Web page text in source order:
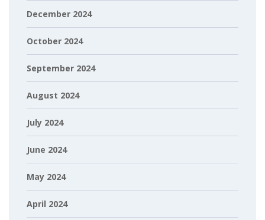
December 2024
October 2024
September 2024
August 2024
July 2024
June 2024
May 2024
April 2024